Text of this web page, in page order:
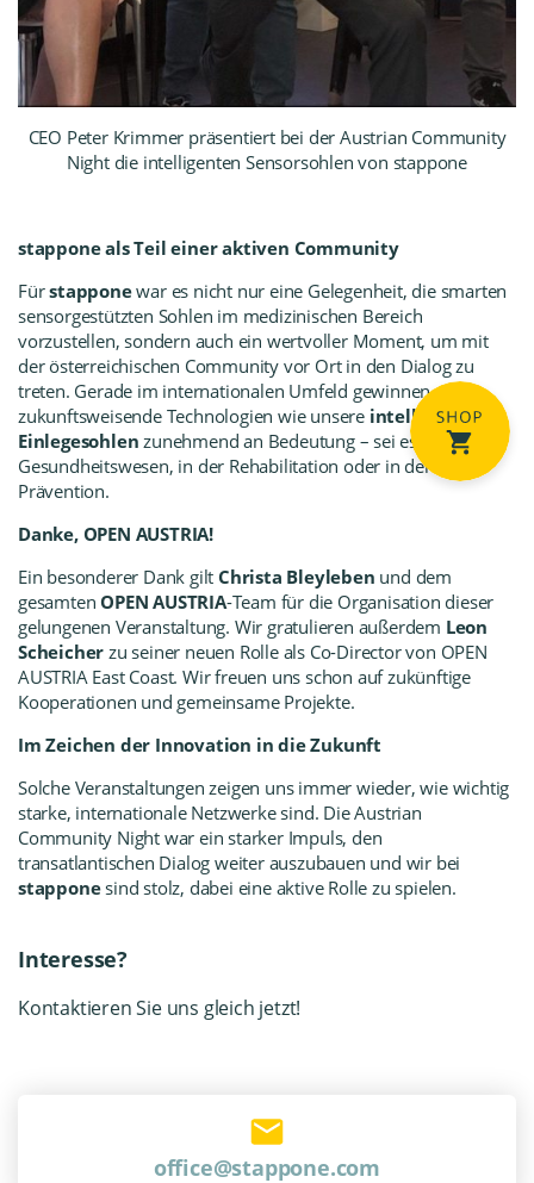
CEO Peter Krimmer präsentiert bei der Austrian Community
Night die intelligenten Sensorsohlen von stappone
stappone als Teil einer aktiven Community
Fürstapponewar es nicht nur eine Gelegenheit, die smarten
sensorgestützten Sohlen im medizinischen Bereich
vorzustellen, sondern auch ein wertvoller Moment, um mit
der österreichischen Community vor Ort in den Dialog zu
treten. Gerade im internationalen Umfeld gewinnen
zukunftsweisende Technologien wie unsere intelligenten
Einlegesohlen zunehmend an Bedeutung – sei es im
Gesundheitswesen, in der Rehabilitation oder in der
Prävention.
Danke, OPEN AUSTRIA!
Ein besonderer Dank gilt Christa Bleyleben und dem
gesamtenOPEN AUSTRIA-Team für die Organisation dieser
gelungenen Veranstaltung. Wir gratulieren außerdem Leon
Scheicher zu seiner neuen Rolle als Co-Director von OPEN
AUSTRIA East Coast. Wir freuen uns schon auf zukünftige
Kooperationen und gemeinsame Projekte.
Im Zeichen der Innovation in die Zukunft
Solche Veranstaltungen zeigen uns immer wieder, wie wichtig
starke, internationale Netzwerke sind. Die Austrian
Community Night war ein starker Impuls, den
transatlantischen Dialog weiter auszubauen und wir bei
stapponesind stolz, dabei eine aktive Rolle zu spielen.
Interesse?
Kontaktieren Sie uns gleich jetzt!
office@stappone.com